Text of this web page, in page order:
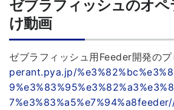
ゼブラフィッシュのオペ
け動画
ゼブラフィッシュ用Feeder開発のプ
perant.pya.jp/